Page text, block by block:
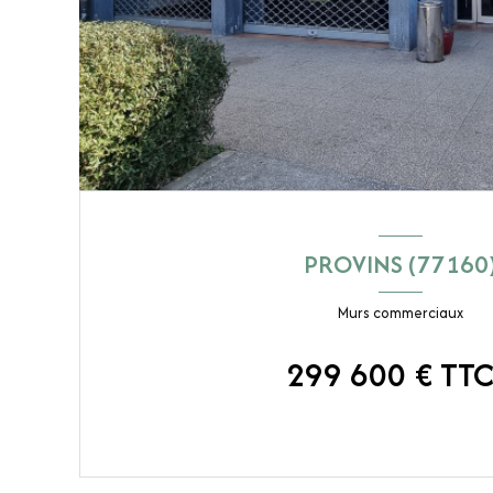
PROVINS
Murs commerciaux
299 600 €